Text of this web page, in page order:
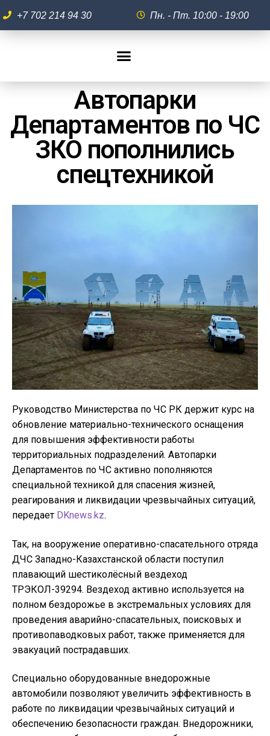
+7 702 214 94 30 Пн. - Пт. 10:00 - 19:00
Автопарки
Департаментов по ЧС
ЗКО пополнились
спецтехникой
Руководство Министерства по ЧС РК держит курс на
обновление материально-технического оснащения
для повышения эффективности работы
территориальных подразделений. Автопарки
Департаментов по ЧС активно пополняются
специальной техникой для спасения жизней,
реагирования и ликвидации чрезвычайных ситуаций,
передает DKnews.kz.
Так, на вооружение оперативно-спасательного отряда
ДЧС Западно-Казахстанской области поступил
плавающий шестиколёсный вездеход
ТРЭКОЛ-39294. Вездеход активно используется на
полном бездорожье в экстремальных условиях для
проведения аварийно-спасательных, поисковых и
противопаводковых работ, также применяется для
эвакуаций пострадавших.
Специально оборудованные внедорожные
автомобили позволяют увеличить эффективность в
работе по ликвидации чрезвычайных ситуаций и
обеспечению безопасности граждан. Внедорожники,